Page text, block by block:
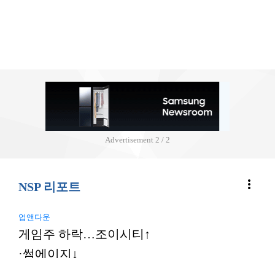
Advertisement 2 / 2
NSP 리포트 more_vert
업앤다운
게임주 하락…조이시티↑
·썸에이지↓